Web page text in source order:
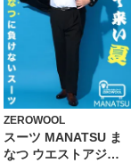
ZEROWOOL
スーツ MANATSU ま
なつ ウエストアジャ